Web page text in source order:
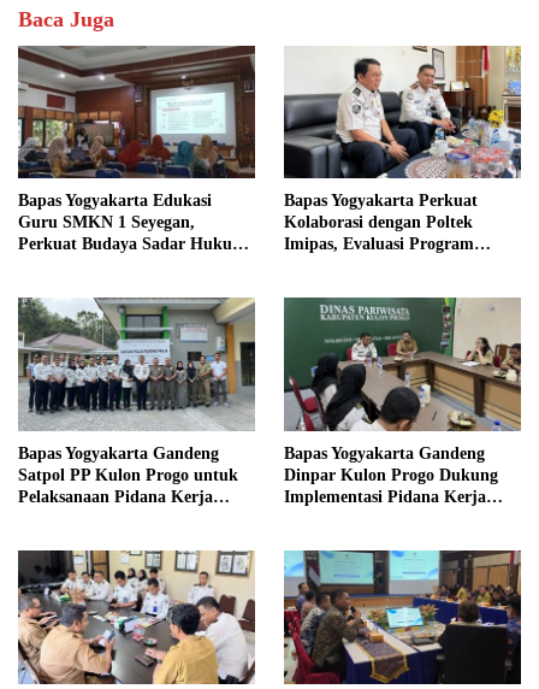
Baca Juga
Bapas Yogyakarta Edukasi
Guru SMKN 1 Seyegan,
Perkuat Budaya Sadar Hukum
Bapas Yogyakarta Perkuat
Kolaborasi dengan Poltek
Imipas, Evaluasi Program
Bapas Yogyakarta Gandeng
Satpol PP Kulon Progo untuk
Pelaksanaan Pidana Kerja
Bapas Yogyakarta Gandeng
Dinpar Kulon Progo Dukung
Implementasi Pidana Kerja